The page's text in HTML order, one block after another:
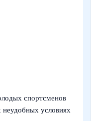
спортсменов
условиях